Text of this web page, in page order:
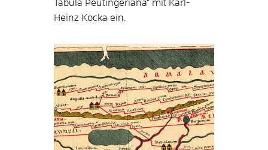
Tabula Peutingeriana" mit Karl-
Heinz Kocka ein.